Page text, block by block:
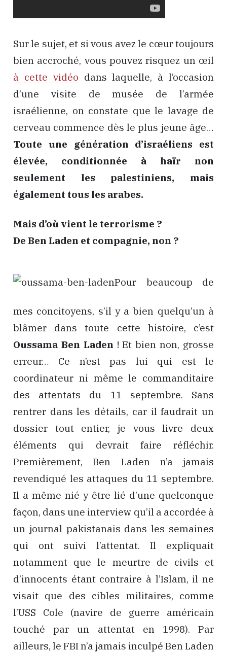
Sur le sujet, et si vous avez le cœur toujours
bien accroché, vous pouvez risquez un œil
à cette vidéo dans laquelle, à l’occasion
d’une visite de musée de l’armée
israélienne, on constate que le lavage de
cerveau commence dès le plus jeune âge…
Toute une génération d’israéliens est
élevée, conditionnée à haïr non
seulement les palestiniens, mais
également tous les arabes.
Mais d’où vient le terrorisme ?
De Ben Laden et compagnie, non ?
Pour beaucoup de
mes concitoyens, s’il y a bien quelqu’un à
blâmer dans toute cette histoire, c’est
Oussama Ben Laden ! Et bien non, grosse
erreur… Ce n’est pas lui qui est le
coordinateur ni même le commanditaire
des attentats du 11 septembre. Sans
rentrer dans les détails, car il faudrait un
dossier tout entier, je vous livre deux
éléments qui devrait faire réfléchir.
Premièrement, Ben Laden n’a jamais
revendiqué les attaques du 11 septembre.
Il a même nié y être lié d’une quelconque
façon, dans une interview qu’il a accordée à
un journal pakistanais dans les semaines
qui ont suivi l’attentat. Il expliquait
notamment que le meurtre de civils et
d’innocents étant contraire à l’Islam, il ne
visait que des cibles militaires, comme
l’USS Cole (navire de guerre américain
touché par un attentat en 1998). Par
ailleurs, le FBI n’a jamais inculpé Ben Laden